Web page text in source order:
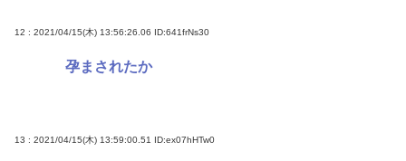
12 : 2021/04/15(木) 13:56:26.06 ID:641frNs30
孕まされたか
13 : 2021/04/15(木) 13:59:00.51 ID:ex07hHTw0